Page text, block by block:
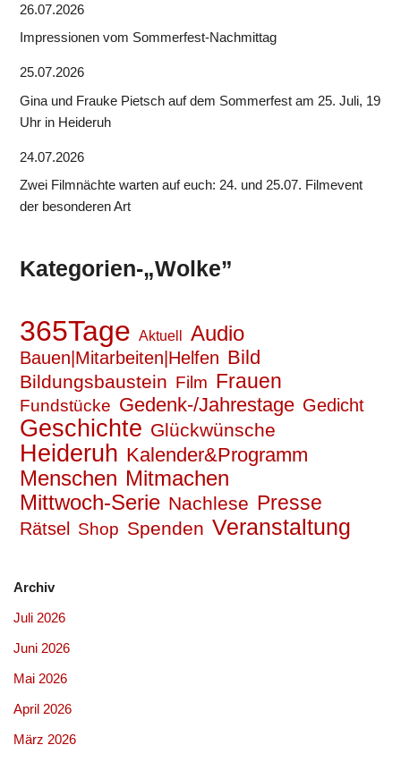
26.07.2026
Impressionen vom Sommerfest-Nachmittag
25.07.2026
Gina und Frauke Pietsch auf dem Sommerfest am 25. Juli, 19
Uhr in Heideruh
24.07.2026
Zwei Filmnächte warten auf euch: 24. und 25.07. Filmevent
der besonderen Art
Kategorien-„Wolke”
365Tage Aktuell Audio
Bauen|Mitarbeiten|Helfen Bild
Bildungsbaustein Film Frauen
Fundstücke Gedenk-/Jahrestage Gedicht
Geschichte Glückwünsche
Heideruh Kalender&Programm
Menschen Mitmachen
Mittwoch-Serie Nachlese Presse
Rätsel Shop Spenden Veranstaltung
Archiv
Juli 2026
Juni 2026
Mai 2026
April 2026
März 2026